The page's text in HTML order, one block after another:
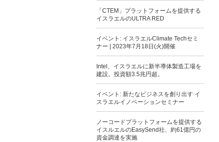
「CTEM」プラットフォームを提供する
イスラエルのULTRA RED
イベント: イスラエルClimate Techセミ
ナー | 2023年7月18日(火)開催
Intel、イスラエルに新半導体製造工場を
建設。投資額3.5兆円超。
イベント: 新たなビジネスを創り出す イ
スラエルイノベーションセミナー
ノーコードプラットフォームを提供する
イスルエルのEasySend社、約61億円の
資金調達を実施